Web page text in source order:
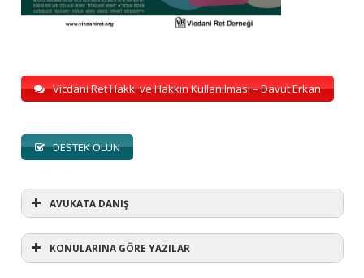
Vicdani Ret Hakkı ve Hakkın Kullanılması – Davut Erkan
DESTEK OLUN
AVUKATA DANIŞ
KONULARINA GÖRE YAZILAR